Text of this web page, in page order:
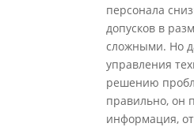
персонала
допусков в
сложными. Но
управления
решению
правильно, он
информация,